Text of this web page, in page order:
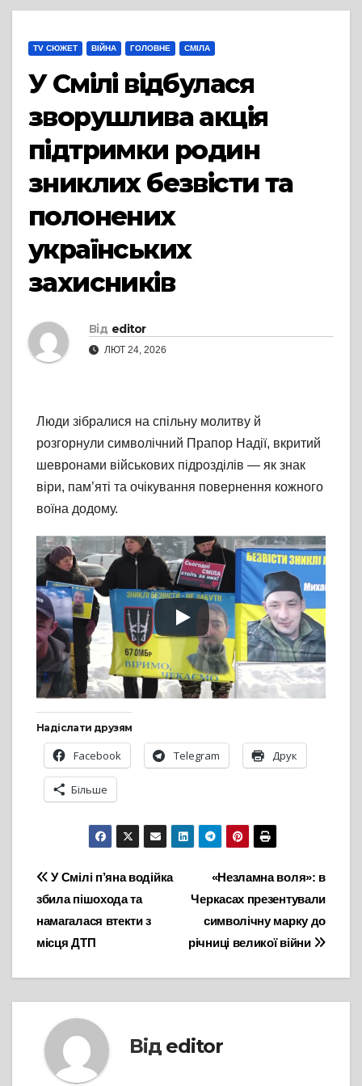
TV СЮЖЕТ ВІЙНА ГОЛОВНЕ СМІЛА
У Смілі відбулася
зворушлива акція
підтримки родин
зниклих безвісти та
полонених
українських
захисників
Від editor
ЛЮТ 24, 2026
Люди зібралися на спільну молитву й
розгорнули символічний Прапор Надії, вкритий
шевронами військових підрозділів — як знак
віри, пам’яті та очікування повернення кожного
воїна додому.
Надіслати друзям
Facebook Telegram Друк
Більше
Навігація
записів
«Незламна воля»: в
Черкасах презентували
символічну марку до
річниці великої війни
У Смілі п’яна водійка
збила пішохода та
намагалася втекти з
місця ДТП
Від editor